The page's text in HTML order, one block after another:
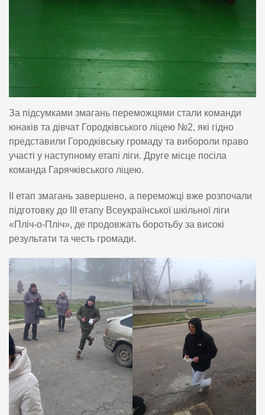
За підсумками змагань переможцями стали команди
юнаків та дівчат Городківського ліцею №2, які гідно
представили Городківську громаду та вибороли право
участі у наступному етапі ліги. Друге місце посіла
команда Гарячківського ліцею.
ІІ етап змагань завершено, а переможці вже розпочали
підготовку до ІІІ етапу Всеукраїнської шкільної ліги
«Пліч-о-Пліч», де продовжать боротьбу за високі
результати та честь громади.